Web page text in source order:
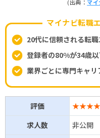
(出典： マ
マイナビ転職
20代に信頼される転
登録者の80%が34歳
業界ごとに専門キャ
評価
求人数
非公開